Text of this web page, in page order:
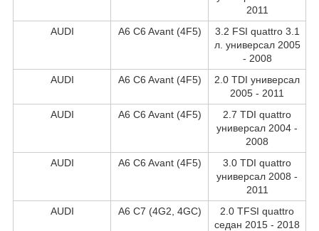
2011
AUDI
A6 C6 Avant (4F5)
3.2 FSI quattro 3.1
л. универсал 2005
- 2008
AUDI
A6 C6 Avant (4F5)
2.0 TDI универсал
2005 - 2011
AUDI
A6 C6 Avant (4F5)
2.7 TDI quattro
универсал 2004 -
2008
AUDI
A6 C6 Avant (4F5)
3.0 TDI quattro
универсал 2008 -
2011
AUDI
A6 C7 (4G2, 4GC)
2.0 TFSI quattro
седан 2015 - 2018